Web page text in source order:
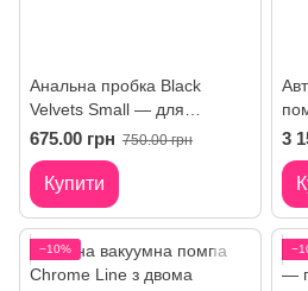
Анальна пробка Black
Velvets Small — для
початківців
675.00 грн 750.00 грн
Купити
3
−10%